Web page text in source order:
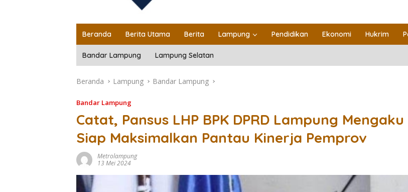
Beranda Berita Utama Berita Lampung Pendidikan Ekonomi Hukrim
Bandar Lampung Lampung Selatan
Beranda Lampung Bandar Lampung
Bandar Lampung
Catat, Pansus LHP BPK DPRD Lampung Mengaku
Siap Maksimalkan Pantau Kinerja Pemprov
Metrolampung
13 Mei 2024